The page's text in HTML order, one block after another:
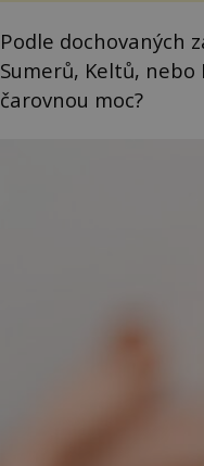
Podle dochovaných
Sumerů, Keltů,
čarovnou moc?